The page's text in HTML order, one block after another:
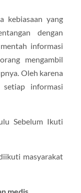
kebiasaan yang
dengan
informasi
mengambil
Oleh karena
informasi
Sebelum Ikuti
masyarakat